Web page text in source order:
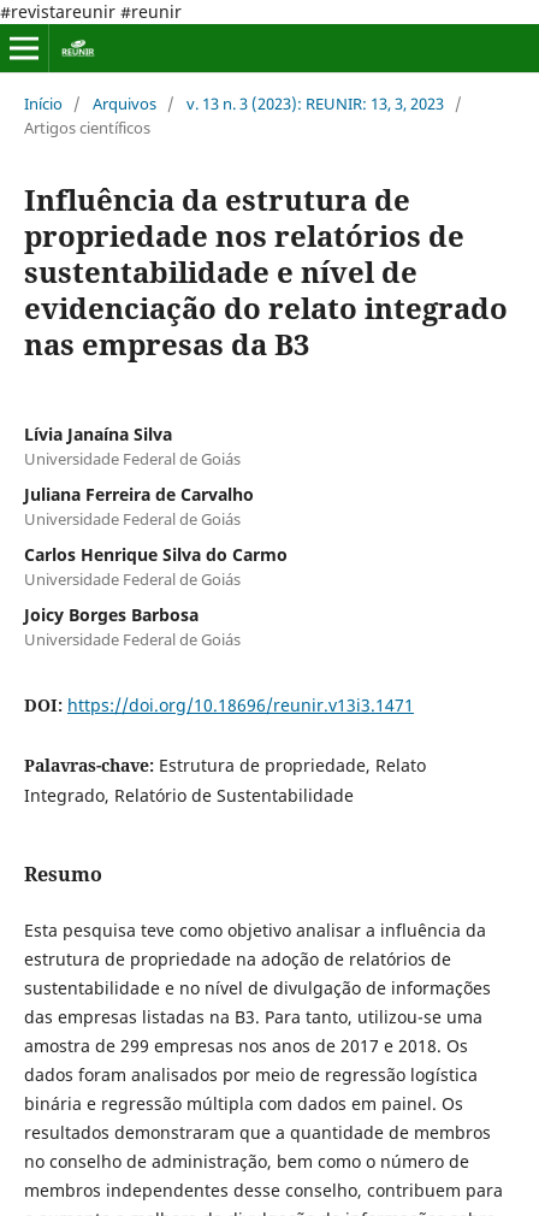
#revistareunir #reunir
Início / Arquivos / v. 13 n. 3 (2023): REUNIR: 13, 3, 2023 /
Artigos científicos
Influência da estrutura de
propriedade nos relatórios de
sustentabilidade e nível de
evidenciação do relato integrado
nas empresas da B3
Lívia Janaína Silva
Universidade Federal de Goiás
Juliana Ferreira de Carvalho
Universidade Federal de Goiás
Carlos Henrique Silva do Carmo
Universidade Federal de Goiás
Joicy Borges Barbosa
Universidade Federal de Goiás
DOI: https://doi.org/10.18696/reunir.v13i3.1471
Palavras-chave: Estrutura de propriedade, Relato
Integrado, Relatório de Sustentabilidade
Resumo
Esta pesquisa teve como objetivo analisar a influência da
estrutura de propriedade na adoção de relatórios de
sustentabilidade e no nível de divulgação de informações
das empresas listadas na B3. Para tanto, utilizou-se uma
amostra de 299 empresas nos anos de 2017 e 2018. Os
dados foram analisados por meio de regressão logística
binária e regressão múltipla com dados em painel. Os
resultados demonstraram que a quantidade de membros
no conselho de administração, bem como o número de
membros independentes desse conselho, contribuem para